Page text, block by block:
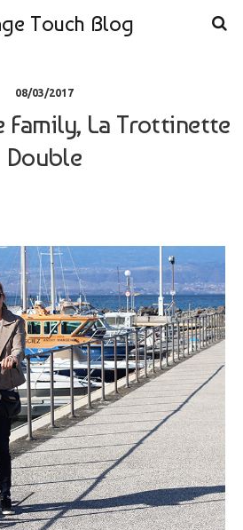
Touch Blog
08/03/2017
Family, La Trottinette
Double